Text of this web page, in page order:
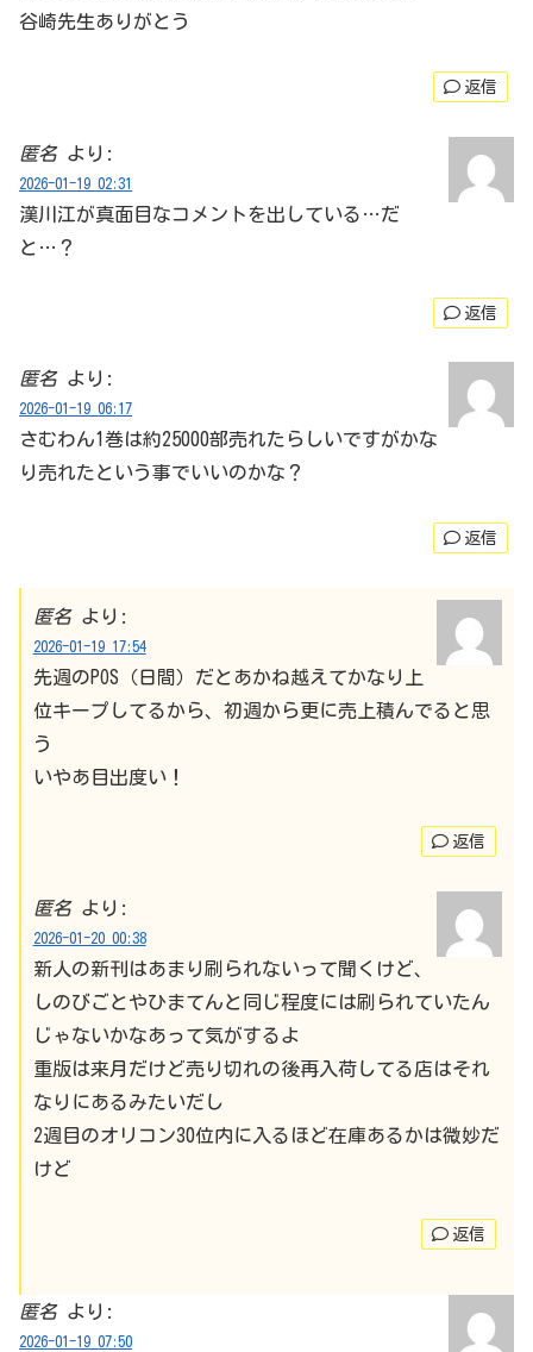
谷崎先生ありがとう
返信
匿名 より:
2026-01-19 02:31
漢川江が真面目なコメントを出している…だ
と…？
返信
匿名 より:
2026-01-19 06:17
さむわん1巻は約25000部売れたらしいですがかな
り売れたという事でいいのかな？
返信
匿名 より:
2026-01-19 17:54
先週のPOS（日間）だとあかね越えてかなり上
位キープしてるから、初週から更に売上積んでると思
う
いやあ目出度い！
返信
匿名 より:
2026-01-20 00:38
新人の新刊はあまり刷られないって聞くけど、
しのびごとやひまてんと同じ程度には刷られていたん
じゃないかなあって気がするよ
重版は来月だけど売り切れの後再入荷してる店はそれ
なりにあるみたいだし
2週目のオリコン30位内に入るほど在庫あるかは微妙だ
けど
返信
匿名 より:
2026-01-19 07:50